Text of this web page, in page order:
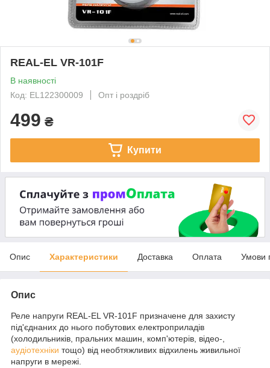
REAL-EL VR-101F
В наявності
Код: EL122300009
Опт і роздріб
499 ₴
Купити
Опис Характеристики Доставка Оплата Умови
Опис
Реле напруги REAL-EL VR-101F призначене для захисту
під'єднаних до нього побутових електроприладів
(холодильників, пральних машин, комп'ютерів, відео-,
аудіотехніки тощо) від необтяжливих відхилень живильної
напруги в мережі.